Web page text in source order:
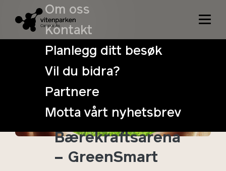
Om oss
Kontakt
Planlegg ditt besøk
Vil du bidra?
Partnere
Motta vårt nyhetsbrev
Digitalt
frokostseminar
– NMBU
Bærekraftsarena
– GreenSmart